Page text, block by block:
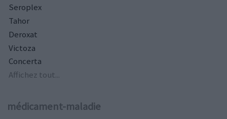
Seroplex
Tahor
Deroxat
Victoza
Concerta
Affichez tout...
médicament-maladie